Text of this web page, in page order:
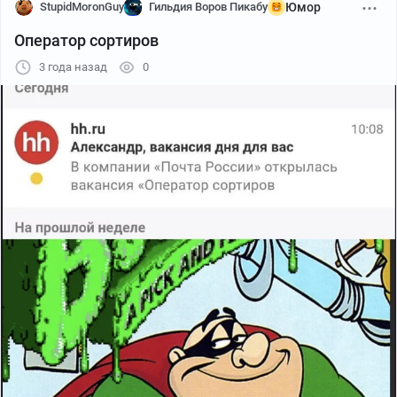
StupidMoronGuy Гильдия Воров Пикабу Юмор
Оператор сортиров
3 года назад 0